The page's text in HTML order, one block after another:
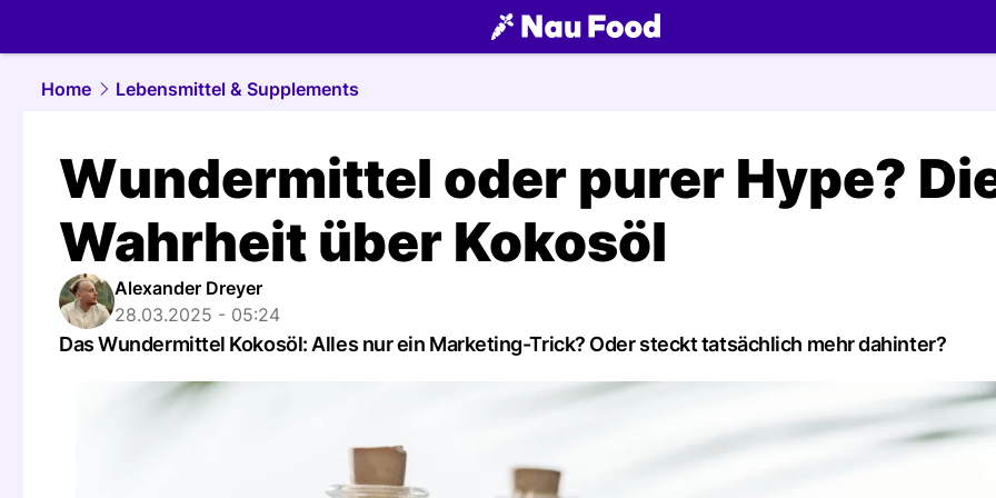
food.NAU.ch
Home
Lebensmittel & Supplements
Wundermittel oder purer Hype?
Wahrheit über Kokosöl
Alexander Dreyer
28.03.2025 - 05:24
Das Wundermittel Kokosöl: Alles nur ein Marketing-Trick? Oder steckt tatsächlich mehr dahinter?